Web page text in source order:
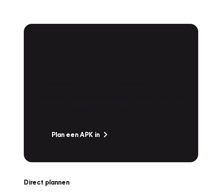
Plan een APK in
Direct plannen